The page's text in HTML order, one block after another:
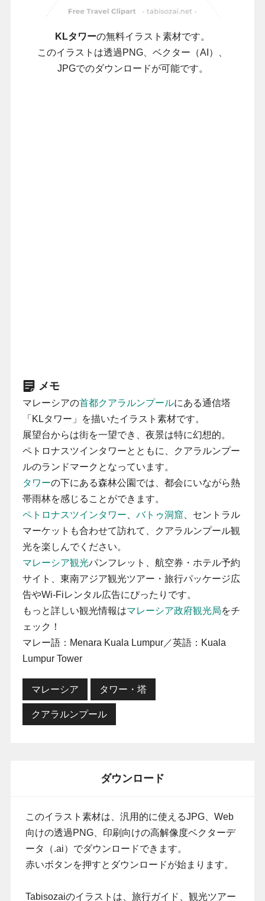
KLタワーの無料イラスト素材です。
このイラストは透過PNG、ベクター（AI）、
JPGでのダウンロードが可能です。
メモ
マレーシアの首都クアラルンプールにある通信塔
「KLタワー」を描いたイラスト素材です。
展望台からは街を一望でき、夜景は特に幻想的。
ペトロナスツインタワーとともに、クアラルンプー
ルのランドマークとなっています。
タワーの下にある森林公園では、都会にいながら熱
帯雨林を感じることができます。
ペトロナスツインタワー
バトゥ洞窟 、セントラル
マーケットも合わせて訪れて、クアラルンプール観
光を楽しんでください。
マレーシア観光パンフレット、航空券・ホテル予約
サイト、東南アジア観光ツアー・旅行パッケージ広
告やWi-Fiレンタル広告にぴったりです。
もっと詳しい観光情報はマレーシア政府観光局をチ
ェック！
マレー語：Menara Kuala Lumpur／英語：Kuala
Lumpur Tower
マレーシア タワー・塔
クアラルンプール
ダウンロード
このイラスト素材は、汎用的に使えるJPG、Web
向けの透過PNG、印刷向けの高解像度ベクターデ
ータ（.ai）でダウンロードできます。
赤いボタンを押すとダウンロードが始まります。
Tabisozaiのイラストは、旅行ガイド、観光ツアー